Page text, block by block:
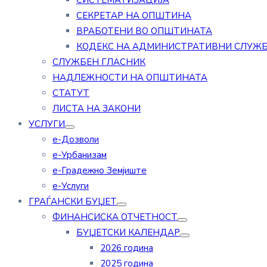
СЕКРЕТАР НА ОПШТИНА
ВРАБОТЕНИ ВО ОПШТИНАТА
КОДЕКС НА АДМИНИСТРАТИВНИ
СЛУЖБЕН ГЛАСНИК
НАДЛЕЖНОСТИ НА ОПШТИНАТА
СТАТУТ
ЛИСТА НА ЗАКОНИ
УСЛУГИ
е-Дозволи
е-Урбанизам
е-Градежно Земјиште
е-Услуги
ГРАЃАНСКИ БУЏЕТ
ФИНАНСИСКА ОТЧЕТНОСТ
БУЏЕТСКИ КАЛЕНДАР
2026 година
2025 година